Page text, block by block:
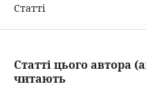
Статті
Статті цього автора
читають